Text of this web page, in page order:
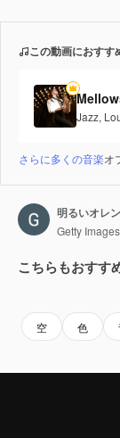
この動画におすす
Jazz,
さらに多くの音楽オ
Getty Images
こちらもおすす
空 色